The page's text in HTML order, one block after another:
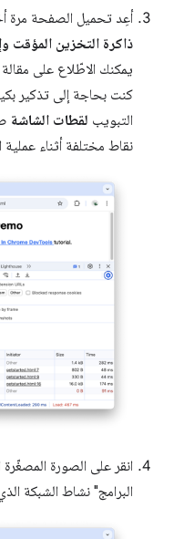
أعِد تحميل الصفحة مرة
ذاكرة التخزين المؤقت
يمكنك الاطّلاع على مقالة
كنت بحاجة إلى تذكير
التبويب لقطات الشاشة
نقاط مختلفة أثناء عملية
انقر على الصورة
البرامج" نشاط الشبكة